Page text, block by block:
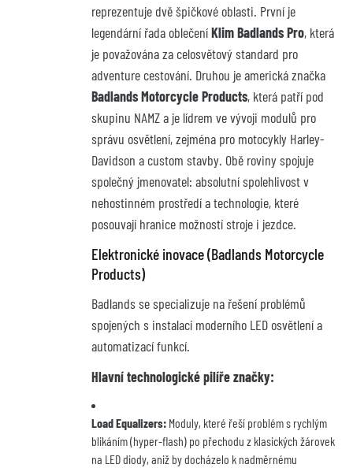
reprezentuje dvě špičkové oblasti. První je
legendární řada oblečeníKlim Badlands Pro, která
je považována za celosvětový standard pro
adventure cestování. Druhou je americká značka
Badlands Motorcycle Products, která patří pod
skupinu NAMZ a je lídrem ve vývoji modulů pro
správu osvětlení, zejména pro motocykly Harley-
Davidson a custom stavby. Obě roviny spojuje
společný jmenovatel: absolutní spolehlivost v
nehostinném prostředí a technologie, které
posouvají hranice možností stroje i jezdce.
Elektronické inovace (Badlands Motorcycle
Products)
Badlands se specializuje na řešení problémů
spojených s instalací moderního LED osvětlení a
automatizací funkcí.
Hlavní technologické pilíře značky:
Load Equalizers: Moduly, které řeší problém s rychlým
blikáním (hyper-flash) po přechodu z klasických žárovek
na LED diody, aniž by docházelo k nadměrnému